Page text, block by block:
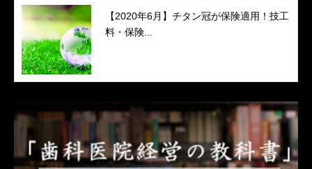
【2020年6月】チタン冠が保険適用！技工
料・保険...